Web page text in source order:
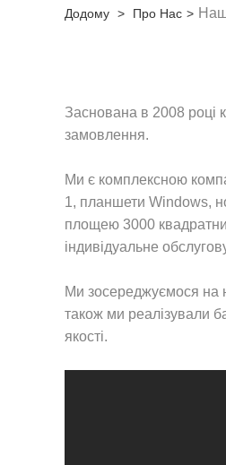
Додому > Про Нас >
Заснована в 2008 році
замовлення.
Ми є комплексною
1, планшети Windows,
площею 3000
індивідуальне
Ми зосереджуємося на
також ми реалізували
якості.